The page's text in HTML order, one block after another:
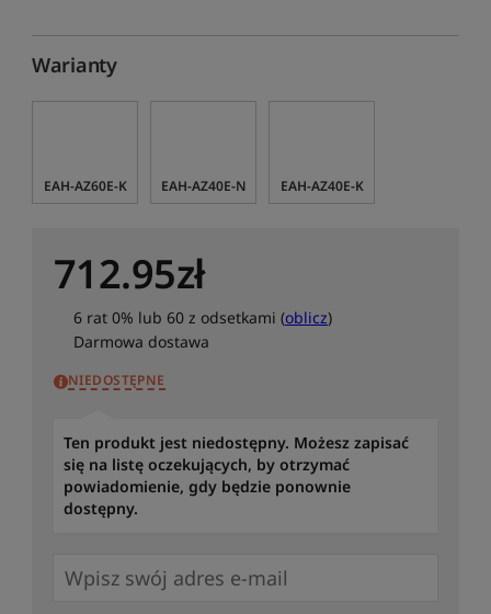
Warianty
EAH-AZ60E-K EAH-AZ40E-N EAH-AZ40E-K
712.95zł
6 rat 0% lub 60 z odsetkami (oblicz)
Darmowa dostawa
NIEDOSTĘPNE
Ten produkt jest niedostępny. Możesz zapisać
się na listę oczekujących, by otrzymać
powiadomienie, gdy będzie ponownie
dostępny.